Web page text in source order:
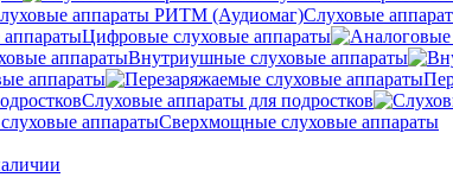
Слуховые
Цифровые слуховые аппараты
Внутриушные слуховые аппараты
аппараты
Слуховые аппараты для подростков
Сверхмощные слуховые аппараты